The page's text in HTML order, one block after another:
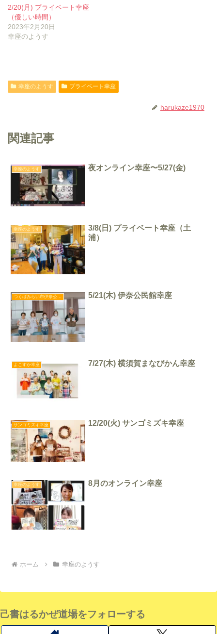
2/20(月) プライベート幸座
（優しい時間）
2023年2月20日
幸座のようす
幸座のようす プライベート幸座
harukaze1970
関連記事
幸座のようす 夜オンライン幸座〜5/27(金)
幸座のようす
3/8(日) プライベート幸座（土
浦）
つくばみらい市伊奈公民館幸座 5/21(木) 伊奈公民館幸座
よこすか幸座 7/27(木) 横須賀まなびかん幸座
サンゴミズキ幸座 12/20(火) サンゴミズキ幸座
幸座のようす 8月のオンライン幸座
ホーム 幸座のようす
己書はるかぜ道場をフォローする